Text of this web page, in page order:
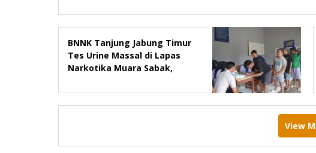
BNNK Tanjung Jabung Timur
Tes Urine Massal di Lapas
Narkotika Muara Sabak,
View